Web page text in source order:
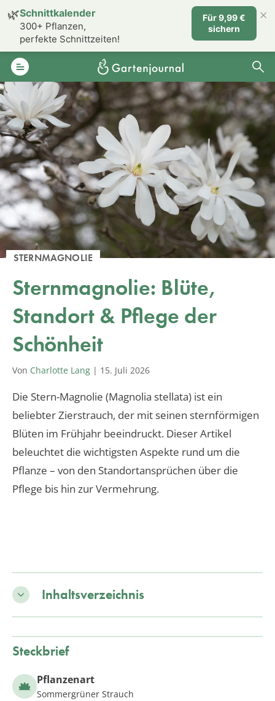
STERNMAGNOLIE
Sternmagnolie: Blüte,
Standort & Pflege der
Schönheit
Von Charlotte Lang | 15. Juli 2026
Die Stern-Magnolie (Magnolia stellata) ist ein
beliebter Zierstrauch, der mit seinen sternförmigen
Blüten im Frühjahr beeindruckt. Dieser Artikel
beleuchtet die wichtigsten Aspekte rund um die
Pflanze – von den Standortansprüchen über die
Pflege bis hin zur Vermehrung.
Inhaltsverzeichnis
Steckbrief
Pflanzenart
Sommergrüner Strauch
🌿Schnittkalender
300+ Pflanzen,
perfekte Schnittzeiten!
Für 9,99 €
sichern
×